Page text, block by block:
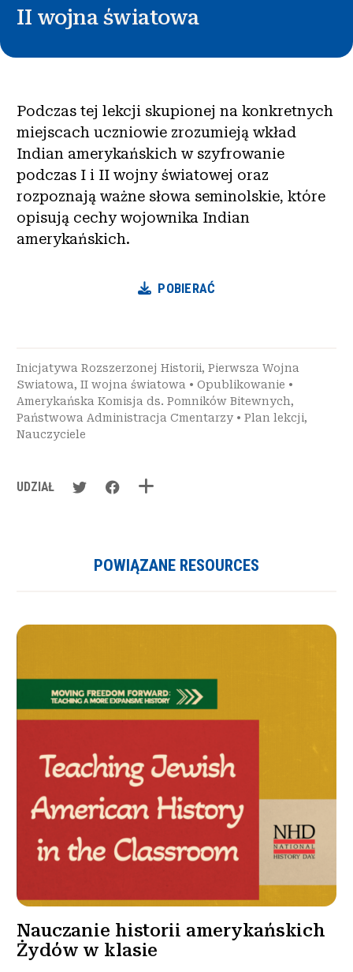
II wojna światowa
Podczas tej lekcji skupionej na konkretnych
miejscach uczniowie zrozumieją wkład
Indian amerykańskich w szyfrowanie
podczas I i II wojny światowej oraz
rozpoznają ważne słowa seminolskie, które
opisują cechy wojownika Indian
amerykańskich.
POBIERAĆ
Inicjatywa Rozszerzonej Historii, Pierwsza Wojna
Swiatowa, II wojna światowa • Opublikowanie •
Amerykańska Komisja ds. Pomników Bitewnych,
Państwowa Administracja Cmentarzy • Plan lekcji,
Nauczyciele
UDZIAŁ
POWIĄZANE RESOURCES
Nauczanie historii amerykańskich
Żydów w klasie